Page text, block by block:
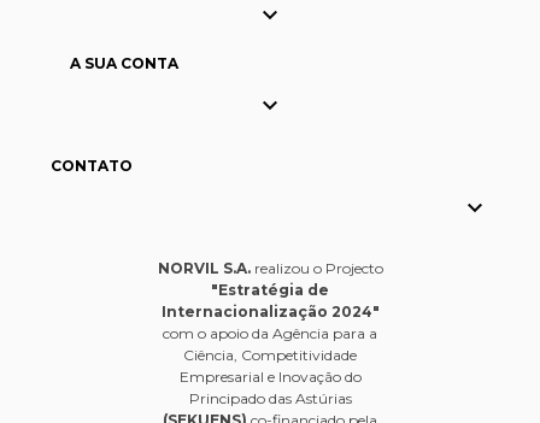

A SUA CONTA

CONTATO

NORVIL S.A.realizou o Projecto
"Estratégia de
Internacionalização 2024"
com o apoio da Agência para a
Ciência, Competitividade
Empresarial e Inovação do
Principado das Astúrias